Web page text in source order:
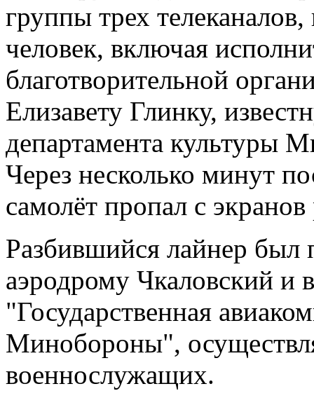
группы трех
человек, включая
благотворительной
Елизавету Глинку,
департамента культуры
Через несколько минут
самолёт пропал с экранов
Разбившийся лайнер был
аэродрому Чкаловский и
"Государственная
Минобороны",
военнослужащих.